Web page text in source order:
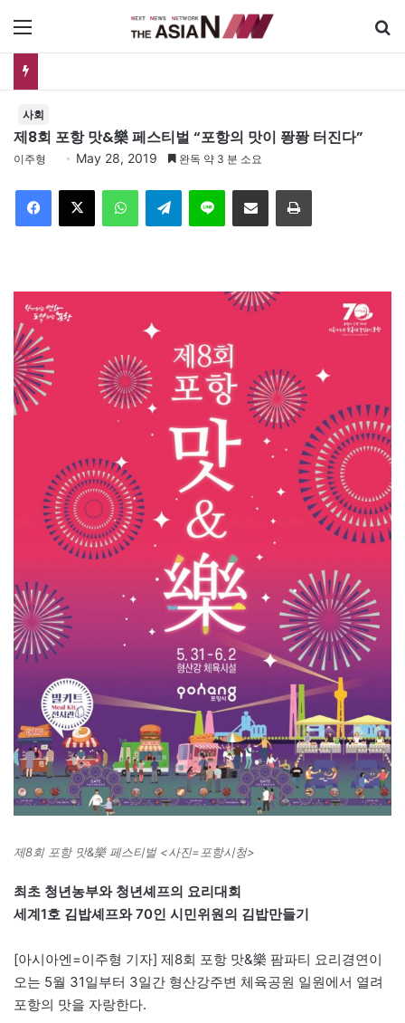
사회
제8회 포항 맛&樂 페스티벌 “포항의 맛이 퐝퐝 터진다”
이주형 May 28, 2019 완독 약 3 분 소요
Telegram 이메일
제8회 포항 맛&樂 페스티벌 <사진=포항시청>
최초 청년농부와 청년셰프의 요리대회
세계1호 김밥셰프와 70인 시민위원의 김밥만들기
[아시아엔=이주형 기자] 제8회 포항 맛&樂 팜파티 요리경연이
오는 5월 31일부터 3일간 형산강주변 체육공원 일원에서 열려
포항의 맛을 자랑한다.